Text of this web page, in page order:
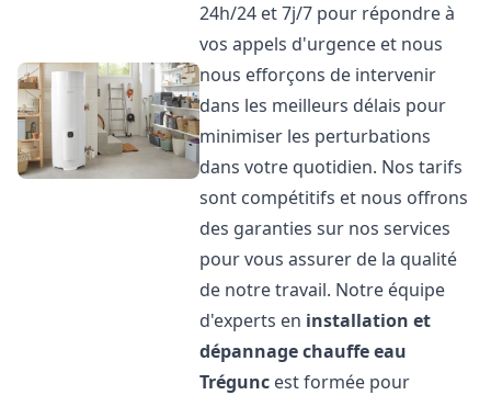
24h/24 et 7j/7 pour répondre à
vos appels d'urgence et nous
nous efforçons de intervenir
dans les meilleurs délais pour
minimiser les perturbations
dans votre quotidien. Nos tarifs
sont compétitifs et nous offrons
des garanties sur nos services
pour vous assurer de la qualité
de notre travail. Notre équipe
d'experts en installation et
dépannage chauffe eau
Trégunc est formée pour